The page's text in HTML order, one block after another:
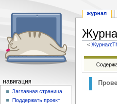
<
Перейти
навигации
Перейти
поиску
журнал
навигация
Заглавная страница
Поддержать проект